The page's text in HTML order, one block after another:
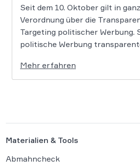
Seit dem 10. Oktober gilt in
Verordnung über die
Targeting politischer Werbung.
politische Werbung
Daten. Die Regierung will die
Deutschland nun ergänzen. Die
Mehr erfahren
Materialien & Tools
Abmahncheck